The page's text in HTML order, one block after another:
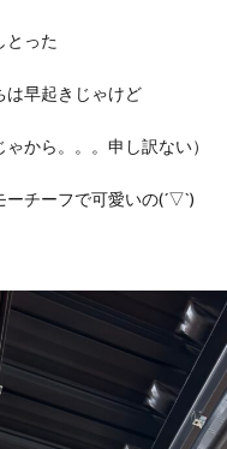
とった
は早起きじゃけど
から。。。申し訳ない）
ーチーフで可愛いの(´▽`)